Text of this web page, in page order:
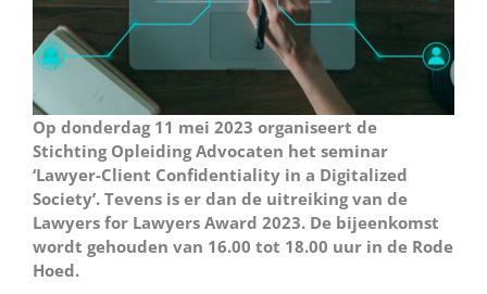
Op donderdag 11 mei 2023 organiseert de
Stichting Opleiding Advocaten het seminar
‘Lawyer-Client Confidentiality in a Digitalized
Society’. Tevens is er dan de uitreiking van de
Lawyers for Lawyers Award 2023. De bijeenkomst
wordt gehouden van 16.00 tot 18.00 uur in de Rode
Hoed.